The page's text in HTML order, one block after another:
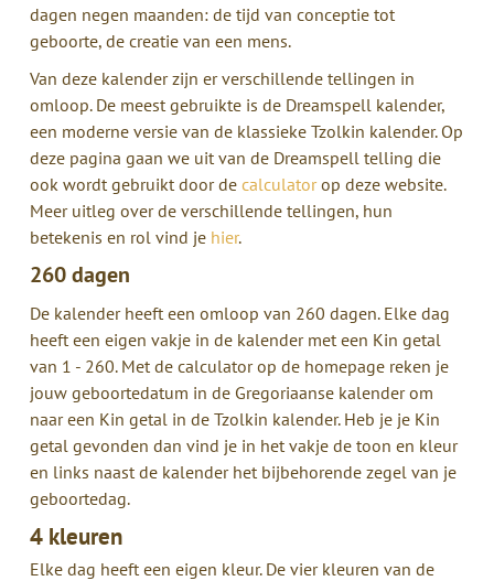
dagen negen maanden: de tijd van conceptie tot
geboorte, de creatie van een mens.
Van deze kalender zijn er verschillende tellingen in
omloop. De meest gebruikte is de Dreamspell kalender,
een moderne versie van de klassieke Tzolkin kalender. Op
deze pagina gaan we uit van de Dreamspell telling die
ook wordt gebruikt door de calculatorop deze website.
Meer uitleg over de verschillende tellingen, hun
betekenis en rol vind je hier.
260 dagen
De kalender heeft een omloop van 260 dagen. Elke dag
heeft een eigen vakje in de kalender met een Kin getal
van 1 - 260. Met de calculator op de homepage reken je
jouw geboortedatum in de Gregoriaanse kalender om
naar een Kin getal in de Tzolkin kalender. Heb je je Kin
getal gevonden dan vind je in het vakje de toon en kleur
en links naast de kalender het bijbehorende zegel van je
geboortedag.
4 kleuren
Elke dag heeft een eigen kleur. De vier kleuren van de